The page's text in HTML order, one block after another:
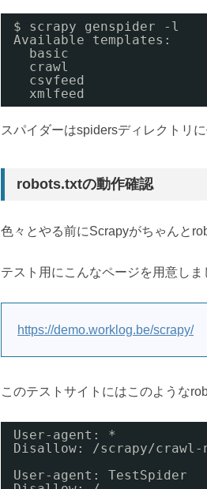
$ scrapy genspider -l
Available templates:
basic
crawl
csvfeed
xmlfeed
スパイダーはspidersディレクトリ
robots.txtの動作確認
色々とやる前にScrapyがちゃんと
テスト用にこんなページを用意しま
https://demo.worklog.be/scrapy/
このテストサイトにはこのような
User-agent: *
Disallow: /scrapy/crawl-
User-agent: TestSpider